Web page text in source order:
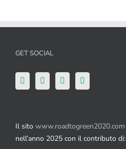
GET SOCIAL
Il sito www.roadtogreen2020.com
nell’anno 2025 con il contributo di: